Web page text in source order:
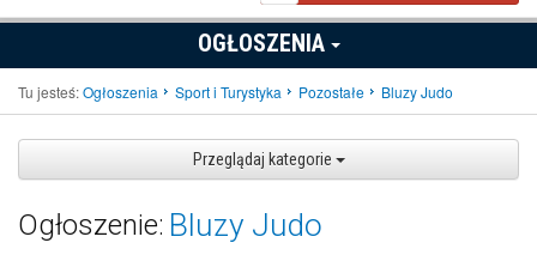
OGŁOSZENIA
Tu jesteś:Ogłoszenia Sport i Turystyka Pozostałe Bluzy Judo
Przeglądaj kategorie
Ogłoszenie: Bluzy Judo